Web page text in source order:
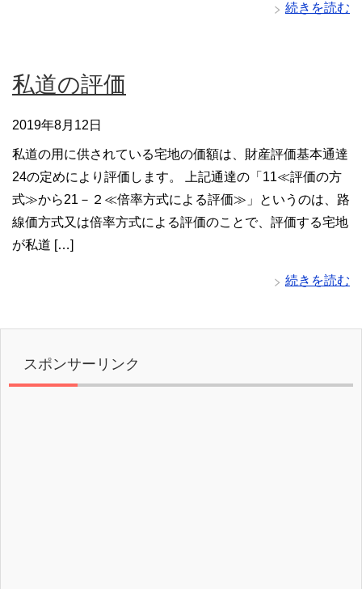
続きを読む
私道の評価
2019年8月12日
私道の用に供されている宅地の価額は、財産評価基本通達
24の定めにより評価します。 上記通達の「11≪評価の方
式≫から21－２≪倍率方式による評価≫」というのは、路
線価方式又は倍率方式による評価のことで、評価する宅地
が私道 […]
続きを読む
スポンサーリンク